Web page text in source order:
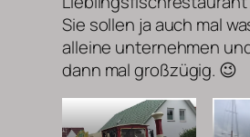
Sie sollen ja auch mal
alleine unternehmen
dann mal großzügig. 😉